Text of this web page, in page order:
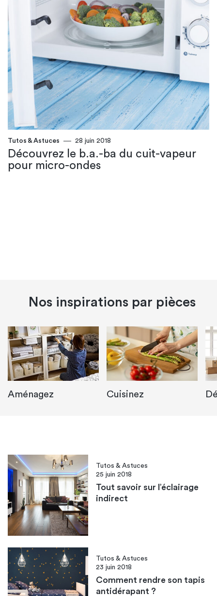
Tutos & Astuces 28 juin 2018
Découvrez le b.a.-ba du cuit-vapeur
pour micro-ondes
Nos inspirations par pièces
Aménagez Cuisinez
Tutos & Astuces
25 juin 2018
Tout savoir sur l’éclairage
indirect
Tutos & Astuces
23 juin 2018
Comment rendre son tapis
antidérapant ?